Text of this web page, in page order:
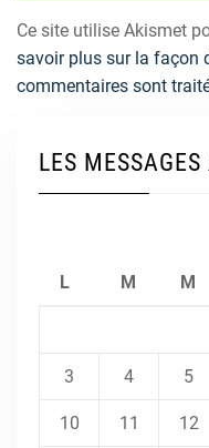
Ce site utilise Akismet
savoir plus sur la façon
commentaires sont
LES
L M M
3 4 5
10 11 12